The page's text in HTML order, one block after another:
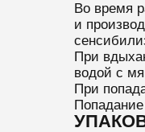
Во время
и
При
водой с
При